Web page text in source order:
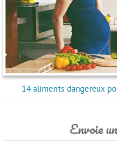
14 aliments dangereux
Envoie